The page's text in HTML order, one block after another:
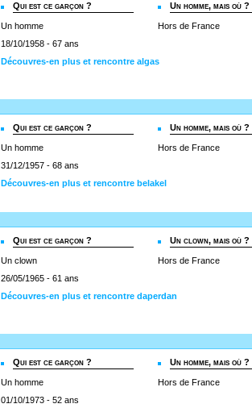
Qui est ce garçon ?
Un homme
18/10/1958 - 67 ans
Un homme, mais où ?
Hors de France
Découvres-en plus et rencontre algas
Qui est ce garçon ?
Un homme
31/12/1957 - 68 ans
Un homme, mais où ?
Hors de France
Découvres-en plus et rencontre belakel
Qui est ce garçon ?
Un clown
26/05/1965 - 61 ans
Un clown, mais où ?
Hors de France
Découvres-en plus et rencontre daperdan
Qui est ce garçon ?
Un homme
01/10/1973 - 52 ans
Un homme, mais où ?
Hors de France